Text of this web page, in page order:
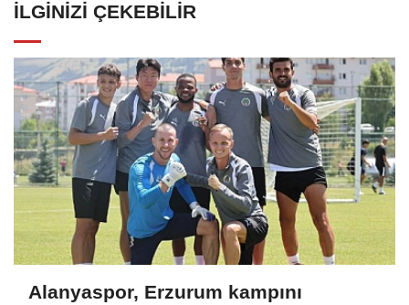
İLGINIZI ÇEKEBILIR
Alanyaspor, Erzurum kampını